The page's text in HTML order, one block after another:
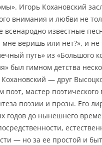
Игорь Кохановский
внимания и любви не
всенародно известные
мне веришь или нет?», и не
путь» из «Большого
был гимном детства
— друг
мастер поэтического
поэзии и прозы. Его
годов до нынешнего
— но за ее простой и